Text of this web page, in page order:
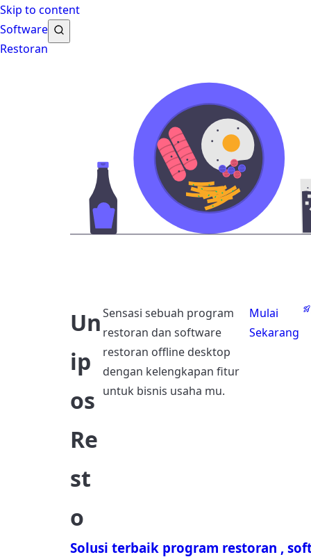
Skip to content
Software
Restoran
Un
ip
os
Re
st
o
Sensasi sebuah program
restoran dan software
restoran offline desktop
dengan kelengkapan fitur
untuk bisnis usaha mu.
Mulai
Sekarang
Solusi terbaik program restoran ,